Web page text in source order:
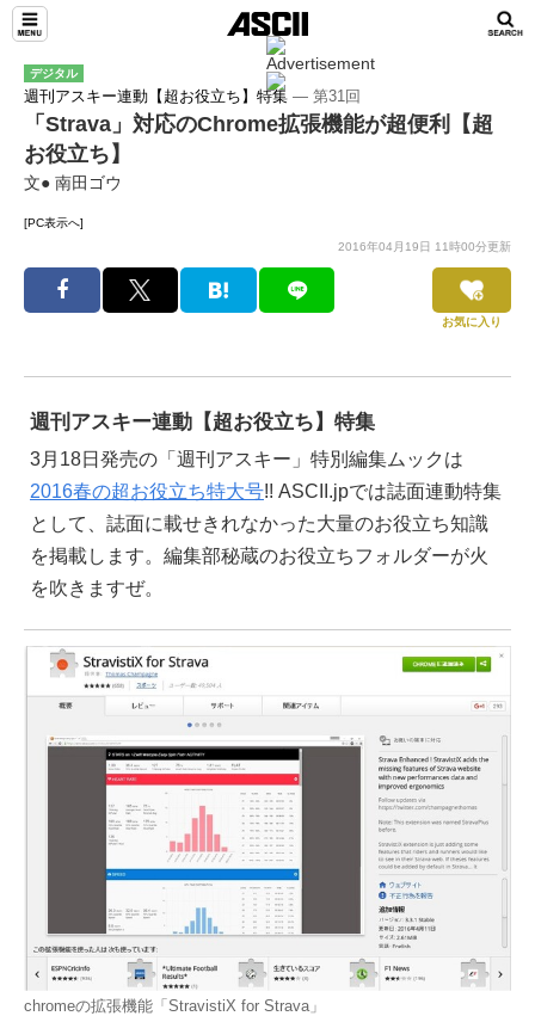
デジタル
週刊アスキー連動【超お役立ち】特集 ― 第31回
「Strava」対応のChrome拡張機能が超便利【超
お役立ち】
文● 南田ゴウ
[PC表示へ]
2016年04月19日 11時00分更新
お気に入り
週刊アスキー連動【超お役立ち】特集
3月18日発売の「週刊アスキー」特別編集ムックは
2016春の超お役立ち特大号!! ASCII.jpでは誌面連動特集
として、誌面に載せきれなかった大量のお役立ち知識
を掲載します。編集部秘蔵のお役立ちフォルダーが火
を吹きますぜ。
chromeの拡張機能「StravistiX for Strava」